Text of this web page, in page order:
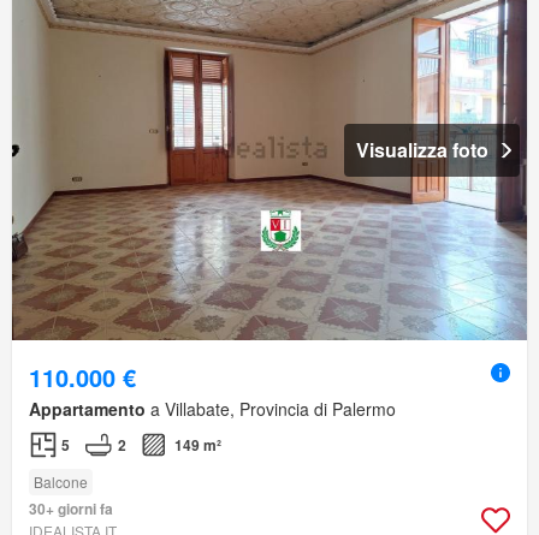
Visualizza foto
110.000 €
Appartamento a Villabate, Provincia di Palermo
5 2 149 m²
Balcone
30+ giorni fa
IDEALISTA.IT